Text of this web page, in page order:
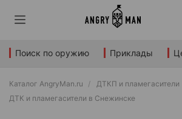
Поиск по оружию Приклады
Каталог AngryMan.ru
ДТКП и пламегасители
ДТК и пламегасители в Снежинске